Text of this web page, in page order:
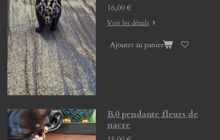
16,00 €
Voir les détails
Ajouter au panier
B.0 pendante fleurs de
nacre